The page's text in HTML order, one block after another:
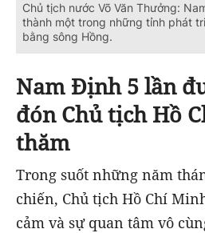
Chủ tịch nước Võ Văn Thưởng:
thành một trong những tỉnh phát
bằng sông Hồng.
Nam Định 5 lần
đón Chủ tịch Hồ
thăm
Trong suốt những năm
chiến, Chủ tịch Hồ Chí
cảm và sự quan tâm vô